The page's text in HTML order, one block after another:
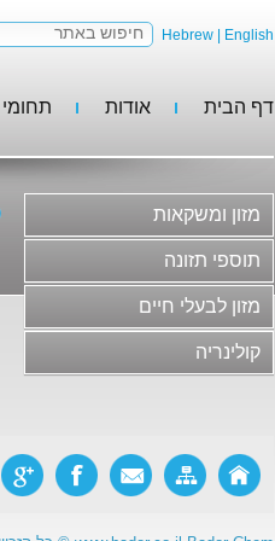
Hebrew| English
דף הבית אודות
תוספי
מזון
מזון ומשקאות
משקאות וסירופים
גלידות, קינוחים וקונדיטוריה
חלב ומוצריו
בשר ומוצריו ותחליפי בשר
ריבות, דבש ודברי מתיקה
מזון פונקציונלי
תוספי תזונה
מזון לבעלי חיים
קולינריה